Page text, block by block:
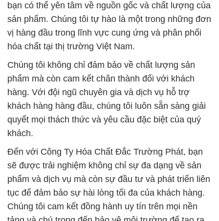
bạn có thể yên tâm về nguồn gốc và chất lượng của
sản phẩm. Chúng tôi tự hào là một trong những đơn
vị hàng đầu trong lĩnh vực cung ứng và phân phối
hóa chất tại thị trường Việt Nam.
Chúng tôi không chỉ đảm bảo về chất lượng sản
phẩm mà còn cam kết chân thành đối với khách
hàng. Với đội ngũ chuyên gia và dịch vụ hỗ trợ
khách hàng hàng đầu, chúng tôi luôn sẵn sàng giải
quyết mọi thách thức và yêu cầu đặc biệt của quý
khách.
Đến với Công Ty Hóa Chất Đắc Trường Phát, bạn
sẽ được trải nghiệm không chỉ sự đa dạng về sản
phẩm và dịch vụ mà còn sự đầu tư và phát triển liên
tục để đảm bảo sự hài lòng tối đa của khách hàng.
Chúng tôi cam kết đồng hành uy tín trên mọi nền